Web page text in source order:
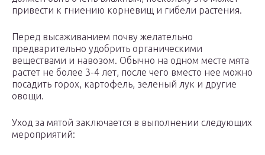
привести к гниению корневищ и гибели растения.
Перед высаживанием почву желательно
предварительно удобрить органическими
веществами и навозом. Обычно на одном месте мята
растет не более 3-4 лет, после чего вместо нее можно
посадить горох, картофель, зеленый лук и другие
овощи.
Уход за мятой заключается в выполнении следующих
мероприятий: